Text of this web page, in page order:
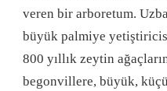
veren bir arboretum.
büyük palmiye
800 yıllık zeytin
begonvillere, büyük,